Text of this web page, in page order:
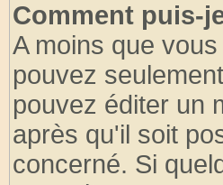
Comment puis-
A moins que
pouvez
pouvez éditer un
après qu'il soit
concerné. Si